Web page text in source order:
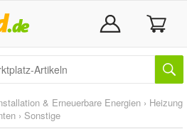
& Erneuerbare Energien › Heizung
› Sonstige